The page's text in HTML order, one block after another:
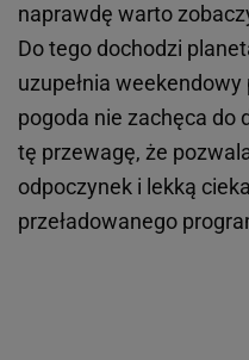
naprawdę warto
Do tego dochodzi
uzupełnia
pogoda nie zachęca do
tę przewagę, że
odpoczynek i lekką
przeładowanego